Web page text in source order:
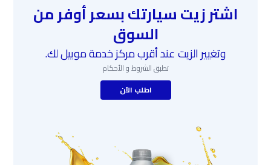
اشتر زيت سيارتك بسعر أوفر من
السوق
وتغيير الزيت عند أقرب مركز خدمة موبيل لك.
تطبق الشروط و الأحكام
اطلب الآن